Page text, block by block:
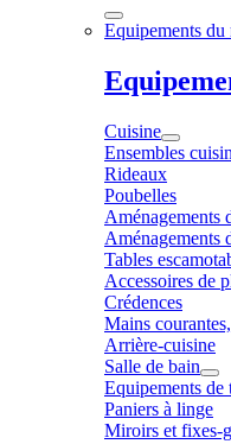
Equipements du
Cuisine
Ensembles
Rideaux
Poubelles
Aménagements
Aménagements
Tables
Accessoires de
Crédences
Mains
Arrière-cuisine
Salle de bain
Equipements de
Paniers à linge
Miroirs et fixes-